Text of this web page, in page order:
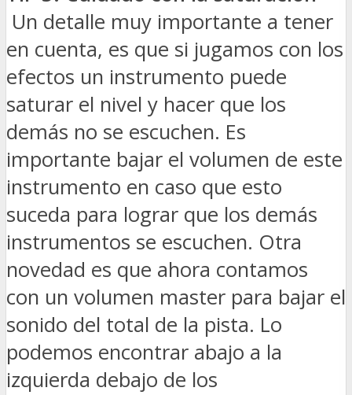
Un detalle muy importante a tener
en cuenta, es que si jugamos con los
efectos un instrumento puede
saturar el nivel y hacer que los
demás no se escuchen. Es
importante bajar el volumen de este
instrumento en caso que esto
suceda para lograr que los demás
instrumentos se escuchen. Otra
novedad es que ahora contamos
con un volumen master para bajar el
sonido del total de la pista. Lo
podemos encontrar abajo a la
izquierda debajo de los